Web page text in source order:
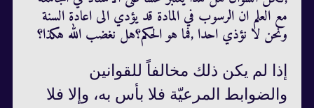
مع العلم ان الرسوب في المادة قد يؤدي الى اعادة السنة
ونحن لا نؤذي احدا ,فما هو الحكم؟هل نغضب الله هكذا؟
إذا لم يكن ذلك مخالفاً للقوانين
والضوابط المرعيّة فلا بأس به، وإلا فلا